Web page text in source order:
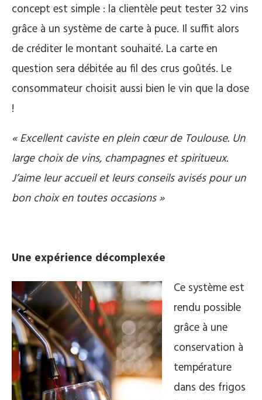
concept est simple : la clientèle peut tester 32 vins
grâce à un système de carte à puce. Il suffit alors
de créditer le montant souhaité. La carte en
question sera débitée au fil des crus goûtés. Le
consommateur choisit aussi bien le vin que la dose
!
« Excellent caviste en plein cœur de Toulouse. Un
large choix de vins, champagnes et spiritueux.
J’aime leur accueil et leurs conseils avisés pour un
bon choix en toutes occasions »
Une expérience décomplexée
Ce système est
rendu possible
grâce à une
conservation à
température
dans des frigos